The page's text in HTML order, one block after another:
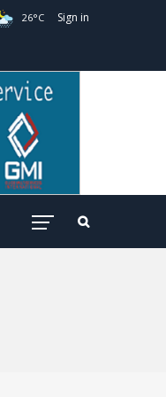
26°C Sign in